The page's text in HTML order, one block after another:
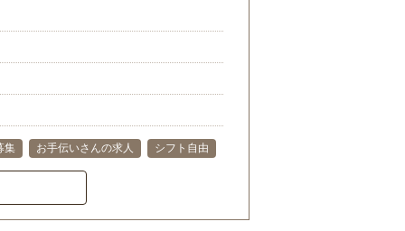
集 お手伝いさんの求人 シフト自由